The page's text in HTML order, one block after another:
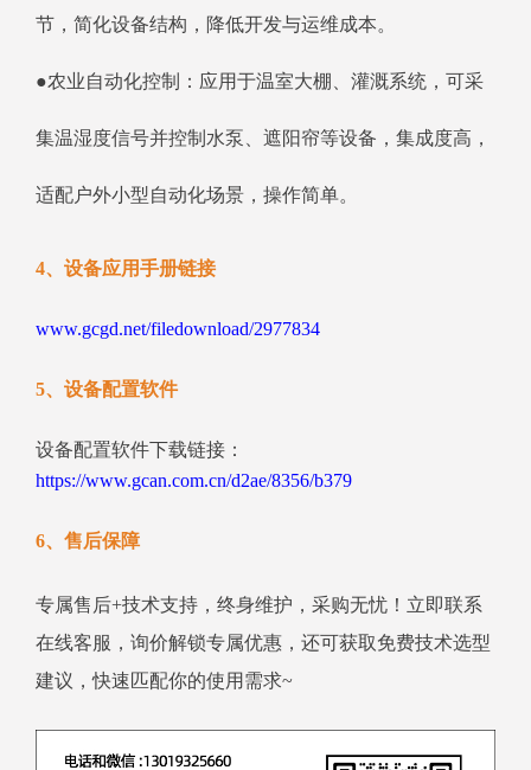
节，简化设备结构，降低开发与运维成本。
●农业自动化控制：应用于温室大棚、灌溉系统，可采
集温湿度信号并控制水泵、遮阳帘等设备，集成度高，
适配户外小型自动化场景，操作简单。
4、设备应用手册链接
www.gcgd.net/filedownload/2977834
5、设备配置软件
设备配置软件下载链接：
https://www.gcan.com.cn/d2ae/8356/b379
6、售后保障
专属售后+技术支持，终身维护，采购无忧！立即联系
在线客服，询价解锁专属优惠，还可获取免费技术选型
建议，快速匹配你的使用需求~